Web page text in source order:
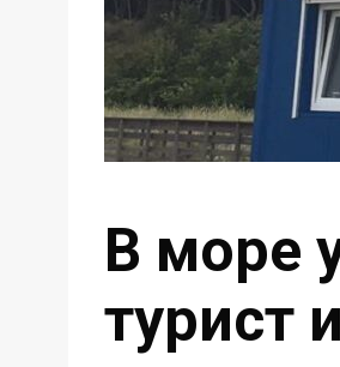
В море
турист